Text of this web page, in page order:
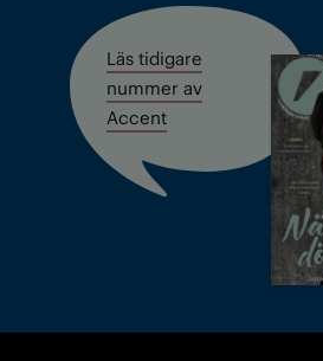
Läs tidigare
nummer av
Accent